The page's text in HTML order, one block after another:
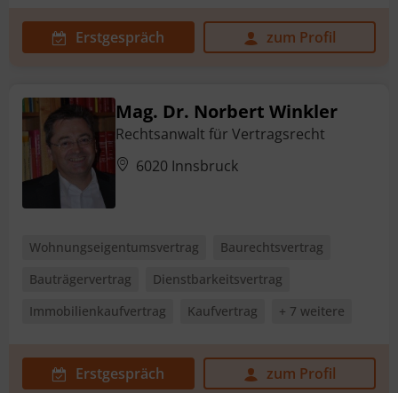
Erstgespräch zum Profil
Mag. Dr. Norbert Winkler
Rechtsanwalt für Vertragsrecht
6020 Innsbruck
Wohnungseigentumsvertrag
Baurechtsvertrag
Bauträgervertrag
Dienstbarkeitsvertrag
Immobilienkaufvertrag
Kaufvertrag + 7 weitere
Erstgespräch zum Profil